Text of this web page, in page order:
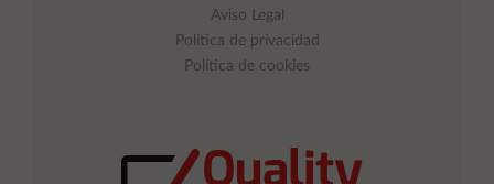
Aviso Legal
Política de privacidad
Política de cookies